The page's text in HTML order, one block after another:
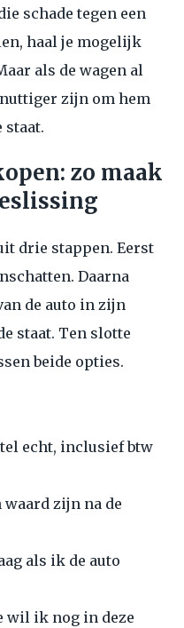
schade tegen een
haal je mogelijk
als de wagen al
zijn om hem
zo maak
drie stappen. Eerst
Daarna
de auto in zijn
staat. Ten slotte
beide opties.
echt, inclusief btw
waard zijn na de
als ik de auto
wil ik nog in deze